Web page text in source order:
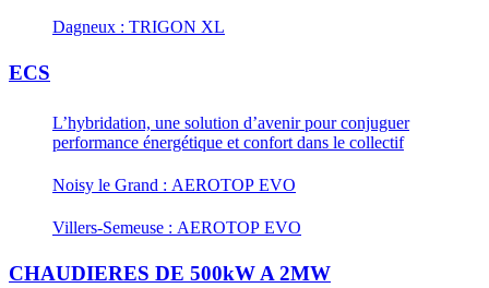
Dagneux : TRIGON XL
ECS
L’hybridation, une solution d’avenir pour conjuguer
performance énergétique et confort dans le collectif
Noisy le Grand : AEROTOP EVO
Villers-Semeuse : AEROTOP EVO
CHAUDIERES DE 500kW A 2MW